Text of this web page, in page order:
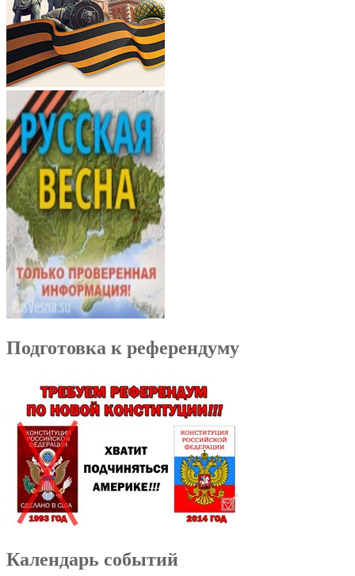
Подготовка к референдуму
Календарь событий